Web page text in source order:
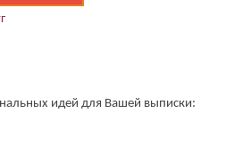
идей для Вашей выписки: